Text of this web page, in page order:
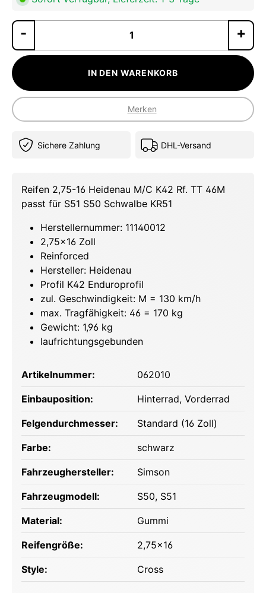
IN DEN WARENKORB
Merken
Sichere Zahlung DHL-Versand
Reifen 2,75-16 Heidenau M/C K42 Rf. TT 46M
passt für S51 S50 Schwalbe KR51
Herstellernummer: 11140012
2,75x16 Zoll
Reinforced
Hersteller: Heidenau
Profil K42 Enduroprofil
zul. Geschwindigkeit: M = 130 km/h
max. Tragfähigkeit: 46 = 170 kg
Gewicht: 1,96 kg
laufrichtungsgebunden
Artikelnummer: 062010
Einbauposition: Hinterrad, Vorderrad
Felgendurchmesser: Standard (16 Zoll)
Farbe: schwarz
Fahrzeughersteller: Simson
Fahrzeugmodell: S50, S51
Material: Gummi
Reifengröße: 2,75x16
Style: Cross